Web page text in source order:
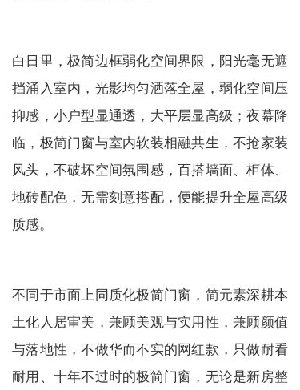
白日里，极简边框弱化空间界限，阳光毫无遮
挡涌入室内，光影均匀洒落全屋，弱化空间压
抑感，小户型显通透，大平层显高级；夜幕降
临，极简门窗与室内软装相融共生，不抢家装
风头，不破坏空间氛围感，百搭墙面、柜体、
地砖配色，无需刻意搭配，便能提升全屋高级
质感。
不同于市面上同质化极简门窗，简元素深耕本
土化人居审美，兼顾美观与实用性，兼顾颜值
与落地性，不做华而不实的网红款，只做耐看
耐用、十年不过时的极简门窗，无论是新房整